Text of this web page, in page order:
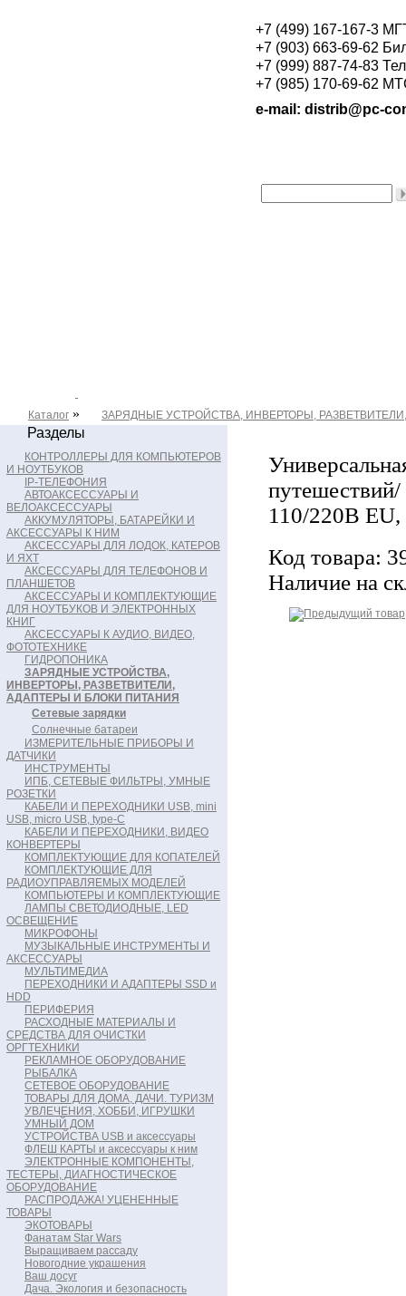
+7 (499) 167-167-3
+7 (903) 663-69-62
+7 (999) 887-74-83
+7 (985) 170-69-62
e-mail: distrib@pc-
Каталог » ЗАРЯДНЫЕ УСТРОЙСТВА, ИНВЕРТОРЫ,
Разделы
КОНТРОЛЛЕРЫ ДЛЯ КОМПЬЮТЕРОВ
И НОУТБУКОВ
IP-ТЕЛЕФОНИЯ
АВТОАКСЕССУАРЫ И
ВЕЛОАКСЕССУАРЫ
АККУМУЛЯТОРЫ, БАТАРЕЙКИ И
АКСЕССУАРЫ К НИМ
АКСЕССУАРЫ ДЛЯ ЛОДОК, КАТЕРОВ
И ЯХТ
АКСЕССУАРЫ ДЛЯ ТЕЛЕФОНОВ И
ПЛАНШЕТОВ
АКСЕССУАРЫ И КОМПЛЕКТУЮЩИЕ
ДЛЯ НОУТБУКОВ И ЭЛЕКТРОННЫХ
КНИГ
АКСЕССУАРЫ К АУДИО, ВИДЕО,
ФОТОТЕХНИКЕ
ГИДРОПОНИКА
ЗАРЯДНЫЕ УСТРОЙСТВА,
ИНВЕРТОРЫ, РАЗВЕТВИТЕЛИ,
АДАПТЕРЫ И БЛОКИ ПИТАНИЯ
Сетевые зарядки
Солнечные батареи
ИЗМЕРИТЕЛЬНЫЕ ПРИБОРЫ И
ДАТЧИКИ
ИНСТРУМЕНТЫ
ИПБ, СЕТЕВЫЕ ФИЛЬТРЫ, УМНЫЕ
РОЗЕТКИ
КАБЕЛИ И ПЕРЕХОДНИКИ USB, mini
USB, micro USB, type-C
КАБЕЛИ И ПЕРЕХОДНИКИ, ВИДЕО
КОНВЕРТЕРЫ
КОМПЛЕКТУЮЩИЕ ДЛЯ КОПАТЕЛЕЙ
КОМПЛЕКТУЮЩИЕ ДЛЯ
РАДИОУПРАВЛЯЕМЫХ МОДЕЛЕЙ
КОМПЬЮТЕРЫ И КОМПЛЕКТУЮЩИЕ
ЛАМПЫ СВЕТОДИОДНЫЕ, LED
ОСВЕЩЕНИЕ
МИКРОФОНЫ
МУЗЫКАЛЬНЫЕ ИНСТРУМЕНТЫ И
АКСЕССУАРЫ
МУЛЬТИМЕДИА
ПЕРЕХОДНИКИ И АДАПТЕРЫ SSD и
HDD
ПЕРИФЕРИЯ
РАСХОДНЫЕ МАТЕРИАЛЫ И
СРЕДСТВА ДЛЯ ОЧИСТКИ
ОРГТЕХНИКИ
РЕКЛАМНОЕ ОБОРУДОВАНИЕ
РЫБАЛКА
СЕТЕВОЕ ОБОРУДОВАНИЕ
ТОВАРЫ ДЛЯ ДОМА, ДАЧИ. ТУРИЗМ
УВЛЕЧЕНИЯ, ХОББИ, ИГРУШКИ
УМНЫЙ ДОМ
УСТРОЙСТВА USB и аксессуары
ФЛЕШ КАРТЫ и аксессуары к ним
ЭЛЕКТРОННЫЕ КОМПОНЕНТЫ,
ТЕСТЕРЫ, ДИАГНОСТИЧЕСКОЕ
ОБОРУДОВАНИЕ
РАСПРОДАЖА! УЦЕНЕННЫЕ
ТОВАРЫ
ЭКОТОВАРЫ
Фанатам Star Wars
Выращиваем рассаду
Новогодние украшения
Ваш досуг
Дача. Экология и безопасность
110/220В
Код товара:
Наличие на